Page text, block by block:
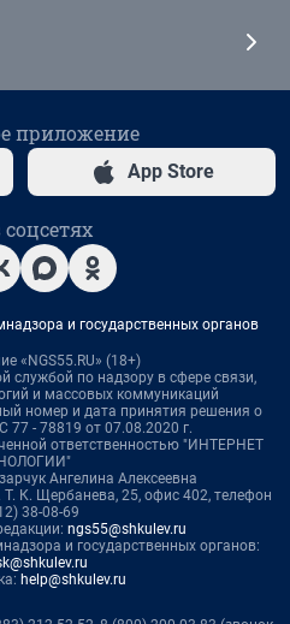
приложение
App Store
и государственных органов
«NGS55.RU» (18+)
службой по надзору в сфере связи,
и массовых коммуникаций
номер и дата принятия решения о
77 - 78819 от 07.08.2020 г.
ответственностью "ИНТЕРНЕТ
Ангелина Алексеевна
К. Щербанева, 25, офис 402, телефон
38-08-69
ngs55@shkulev.ru
и государственных органов:
help@shkulev.ru